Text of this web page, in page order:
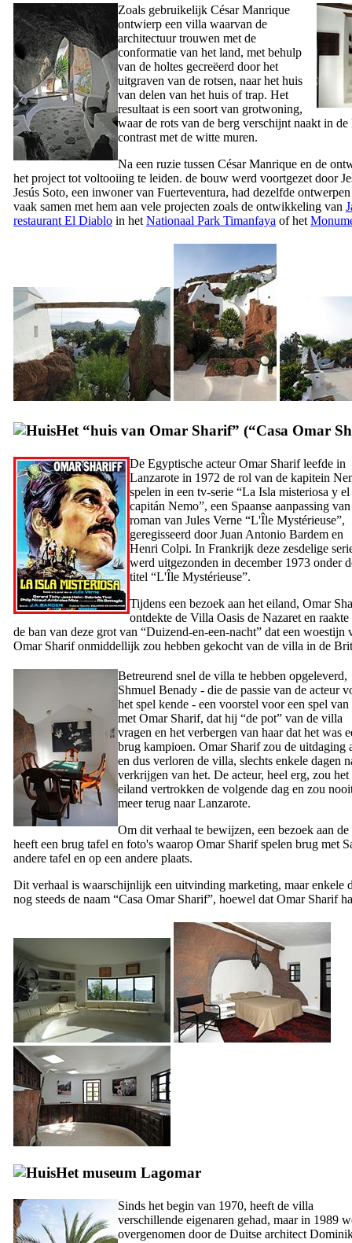
Zoals gebruikelijk César Manrique
ontwierp een villa waarvan de
architectuur trouwen met de
conformatie van het land, met behulp
van de holtes gecreëerd door het
uitgraven van de rotsen, naar het huis
van delen van het huis of trap. Het
resultaat is een soort van grotwoning,
waar de rots van de berg verschijnt naakt in de
contrast met de witte muren.
Na een ruzie tussen César Manrique en de
het project tot voltooiing te leiden. de bouw werd voortgezet door
Jesús Soto, een inwoner van Fuerteventura, had dezelfde
vaak samen met hem aan vele projecten zoals de ontwikkeling van
restaurant El Diablo in het Nationaal Park Timanfaya of het
Het “huis van Omar Sharif” (“Casa Omar
De Egyptische acteurOmar Sharifleefde in
Lanzarote in 1972 de rol van de kapitein
spelen in een tv-serie “La Isla misteriosa y el
capitán Nemo”, een Spaanse aanpassing
roman van Jules Verne “L'Île Mystérieuse”,
geregisseerd doorJuan Antonio Bardem en
Henri Colpi. In Frankrijk deze zesdelige
werd uitgezonden in december 1973 onder
titel “L'Île Mystérieuse”.
Tijdens een bezoek aan het eiland, Omar
ontdekte de Villa Oasis de Nazaret en
de ban van deze grot van “Duizend-en-een-nacht” dat een woestijn
Omar Sharifonmiddellijk zou hebben gekocht van de villa in de
Betreurend snel de villa te hebben opgeleverd,
Shmuel Benady - die de passie van de acteur
het spel kende - een voorstel voor een spel
met Omar Sharif, dat hij “de pot” van de villa
vragen en het verbergen van haar dat het was
brug kampioen. Omar Sharifzou de uitdaging
en dus verloren de villa, slechts enkele dagen
verkrijgen van het. De acteur, heel erg, zou het
eiland vertrokken de volgende dag en zou
meer terug naarLanzarote.
Om dit verhaal te bewijzen, een bezoek aan
heeft een brug tafel en foto's waarop Omar Sharifspelen brug met
andere tafel en op een andere plaats.
Dit verhaal is waarschijnlijk een uitvinding marketing, maar enkele
nog steeds de naam “Casa Omar Sharif”, hoewel dat Omar Sharif
Het museum Lagomar
Sinds het begin van 1970, heeft de villa
verschillende eigenaren gehad, maar in 1989
overgenomen door de Duitse architect